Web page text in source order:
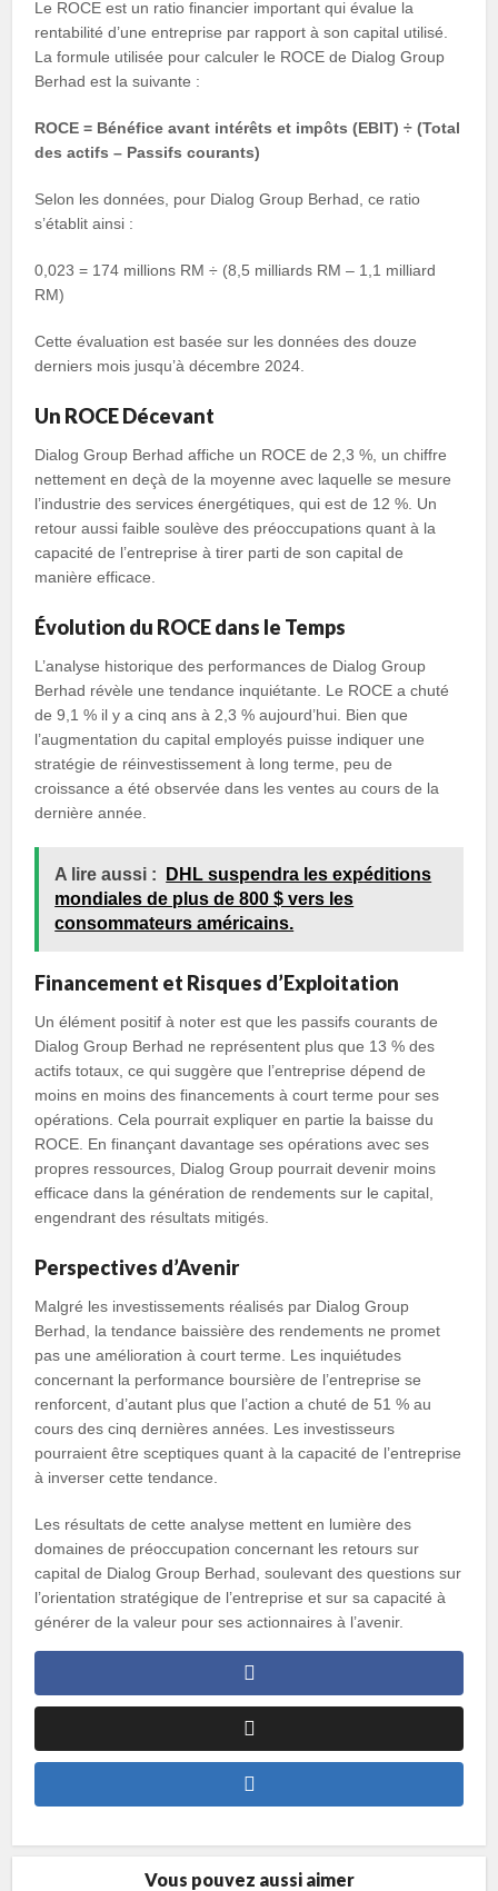
Le ROCE est un ratio financier important qui évalue la
rentabilité d’une entreprise par rapport à son capital utilisé.
La formule utilisée pour calculer le ROCE de Dialog Group
Berhad est la suivante :
ROCE = Bénéfice avant intérêts et impôts (EBIT) ÷ (Total
des actifs – Passifs courants)
Selon les données, pour Dialog Group Berhad, ce ratio
s’établit ainsi :
0,023 = 174 millions RM ÷ (8,5 milliards RM – 1,1 milliard
RM)
Cette évaluation est basée sur les données des douze
derniers mois jusqu’à décembre 2024.
Un ROCE Décevant
Dialog Group Berhad affiche un ROCE de 2,3 %, un chiffre
nettement en deçà de la moyenne avec laquelle se mesure
l’industrie des services énergétiques, qui est de 12 %. Un
retour aussi faible soulève des préoccupations quant à la
capacité de l’entreprise à tirer parti de son capital de
manière efficace.
Évolution du ROCE dans le Temps
L’analyse historique des performances de Dialog Group
Berhad révèle une tendance inquiétante. Le ROCE a chuté
de 9,1 % il y a cinq ans à 2,3 % aujourd’hui. Bien que
l’augmentation du capital employés puisse indiquer une
stratégie de réinvestissement à long terme, peu de
croissance a été observée dans les ventes au cours de la
dernière année.
A lire aussi :
DHL suspendra les expéditions
mondiales de plus de 800 $ vers les
consommateurs américains.
Financement et Risques d’Exploitation
Un élément positif à noter est que les passifs courants de
Dialog Group Berhad ne représentent plus que 13 % des
actifs totaux, ce qui suggère que l’entreprise dépend de
moins en moins des financements à court terme pour ses
opérations. Cela pourrait expliquer en partie la baisse du
ROCE. En finançant davantage ses opérations avec ses
propres ressources, Dialog Group pourrait devenir moins
efficace dans la génération de rendements sur le capital,
engendrant des résultats mitigés.
Perspectives d’Avenir
Malgré les investissements réalisés par Dialog Group
Berhad, la tendance baissière des rendements ne promet
pas une amélioration à court terme. Les inquiétudes
concernant la performance boursière de l’entreprise se
renforcent, d’autant plus que l’action a chuté de 51 % au
cours des cinq dernières années. Les investisseurs
pourraient être sceptiques quant à la capacité de l’entreprise
à inverser cette tendance.
Les résultats de cette analyse mettent en lumière des
domaines de préoccupation concernant les retours sur
capital de Dialog Group Berhad, soulevant des questions sur
l’orientation stratégique de l’entreprise et sur sa capacité à
générer de la valeur pour ses actionnaires à l’avenir.
Vous pouvez aussi aimer